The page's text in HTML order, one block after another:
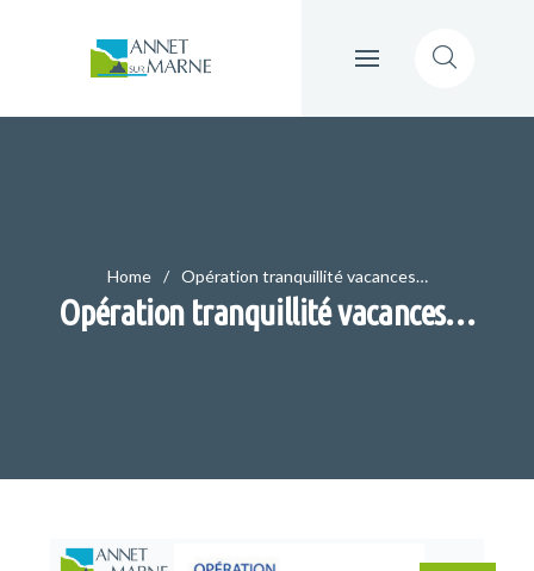
Home Opération tranquillité vacances…
Opération tranquillité vacances…